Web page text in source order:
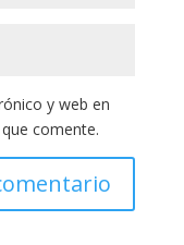
y web en
comente.